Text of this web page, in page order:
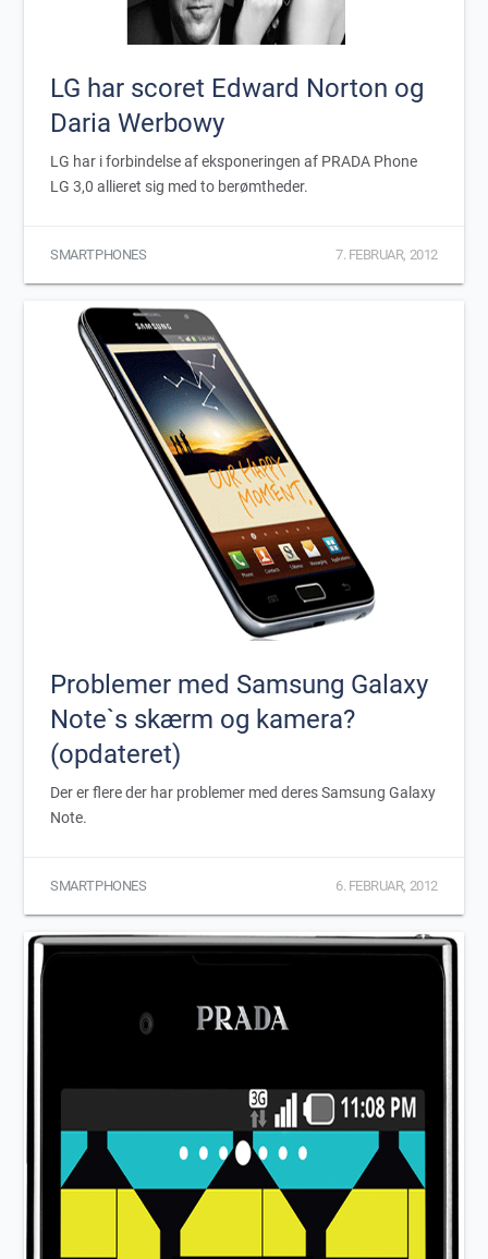
LG har scoret Edward Norton og
Daria Werbowy
LG har i forbindelse af eksponeringen af PRADA Phone
LG 3,0 allieret sig med to berømtheder.
SMARTPHONES 7. FEBRUAR, 2012
Problemer med Samsung Galaxy
Note`s skærm og kamera?
(opdateret)
Der er flere der har problemer med deres Samsung Galaxy
Note.
SMARTPHONES 6. FEBRUAR, 2012